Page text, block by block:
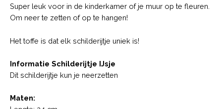
Super leuk voor in de kinderkamer of je muur op te fleuren.
Om neer te zetten of op te hangen!
Het toffe is dat elk schilderijtje uniek is!
Informatie Schilderijtje IJsje
Dit schilderijtje kun je neerzetten
Maten: